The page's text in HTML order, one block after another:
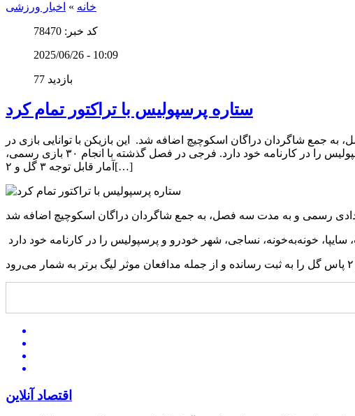
خانه » اخبار ورزشی
کد خبر: 78470
2025/06/26 - 10:09
77 بازدید
ستاره پرسپولیس با تراکتور تمام کرد
به جمع شاگردان دراگان اسکوچیچ اضافه شد. این بازیکن با توانایی بازی در
پست‌های دفاع میانی و دفاع راست، سابقه حضور در تیم‌های راه‌آهن، صنعت نفت، سایپا، خونه‌به‌خونه، نساجی، شهر خودرو و پرسپولیس را در کارنامه خود دارد. فرجی در فصل گذشته با انجام ۳۰ بازی رسمی،
آمار قابل توجه ۳ گل و ۲[…]
اقتصاد آنلاین